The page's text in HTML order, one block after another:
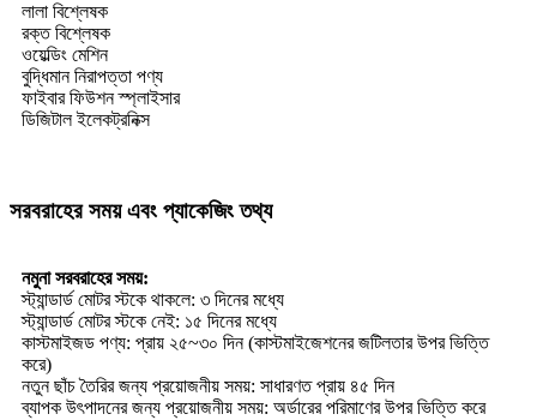
লালা বিশ্লেষক
রক্ত বিশ্লেষক
ওয়েল্ডিং মেশিন
বুদ্ধিমান নিরাপত্তা পণ্য
ফাইবার ফিউশন স্প্লাইসার
ডিজিটাল ইলেকট্রনিক্স
সরবরাহের সময় এবং প্যাকেজিং তথ্য
নমুনা সরবরাহের সময়:
স্ট্যান্ডার্ড মোটর স্টকে থাকলে: ৩ দিনের মধ্যে
স্ট্যান্ডার্ড মোটর স্টকে নেই: ১৫ দিনের মধ্যে
কাস্টমাইজড পণ্য: প্রায় ২৫~৩০ দিন (কাস্টমাইজেশনের জটিলতার উপর ভিত্তি
করে)
নতুন ছাঁচ তৈরির জন্য প্রয়োজনীয় সময়: সাধারণত প্রায় ৪৫ দিন
ব্যাপক উৎপাদনের জন্য প্রয়োজনীয় সময়: অর্ডারের পরিমাণের উপর ভিত্তি করে